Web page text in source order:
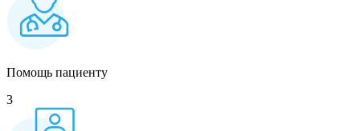
Помощь пациенту
3